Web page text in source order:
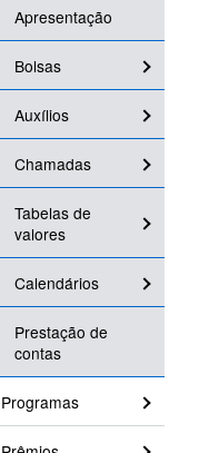
Apresentação
Bolsas
Auxílios
Chamadas
Tabelas de
valores
Calendários
Prestação de
contas
Programas